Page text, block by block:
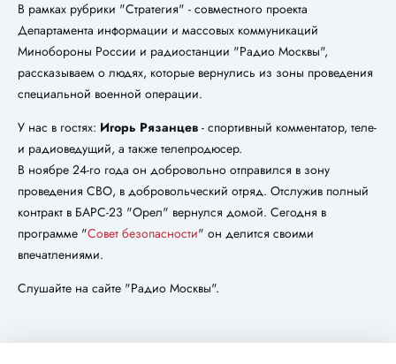
В рамках рубрики "Стратегия" - совместного проекта
Департамента информации и массовых коммуникаций
Минобороны России и радиостанции "Радио Москвы",
рассказываем о людях, которые вернулись из зоны проведения
специальной военной операции.
У нас в гостях: Игорь Рязанцев - спортивный комментатор, теле-
и радиоведущий, а также телепродюсер.
В ноябре 24-го года он добровольно отправился в зону
проведения СВО, в добровольческий отряд. Отслужив полный
контракт в БАРС-23 "Орел" вернулся домой. Сегодня в
программе "Совет безопасности" он делится своими
впечатлениями.
Слушайте на сайте "Радио Москвы".